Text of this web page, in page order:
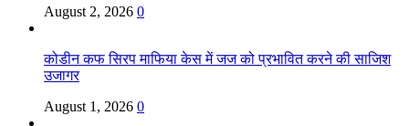
August 2, 2026 0
कोडीन कफ सिरप माफिया केस में जज को प्रभावित करने की साजिश
उजागर
August 1, 2026 0